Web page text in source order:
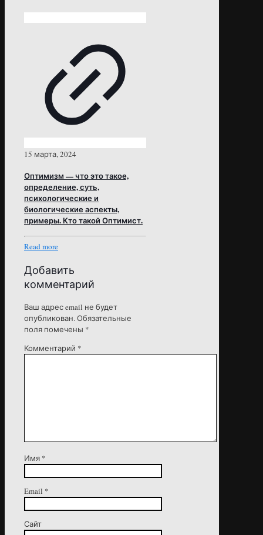
15 марта, 2024
Оптимизм — что это такое,
определение, суть,
психологические и
биологические аспекты,
примеры. Кто такой Оптимист.
Read more
Добавить
комментарий
Ваш адрес email не будет
опубликован.Обязательные
поля помечены *
Комментарий *
Имя *
Email *
Сайт